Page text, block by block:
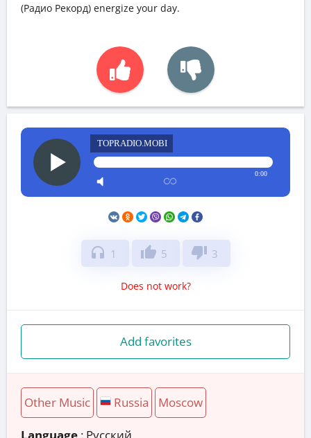
(Радио Рекорд) energize your day.
TOPRADIO.MOBI
0:00
headphones 1 thumb_up 5 thumb_down 3
Does not work?
Add favorites
Other Music Russia Moscow
Language : Русский